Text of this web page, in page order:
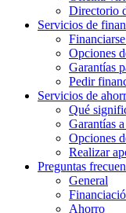
Directorio
Servicios de
Opciones
Garantías
Pedir
Servicios de
Qué
Garantías
Opciones
Realizar
Preguntas
General
Ahorro